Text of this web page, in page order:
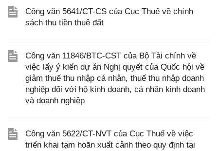
Công văn 5641/CT-CS của Cục Thuế về chính
sách thu tiền thuê đất
Công văn 11846/BTC-CST của Bộ Tài chính về
việc lấy ý kiến dự án Nghị quyết của Quốc hội về
giảm thuế thu nhập cá nhân, thuế thu nhập doanh
nghiệp đối với hộ kinh doanh, cá nhân kinh doanh
và doanh nghiệp
Công văn 5622/CT-NVT của Cục Thuế về việc
triển khai tạm hoãn xuất cảnh theo quy định tại